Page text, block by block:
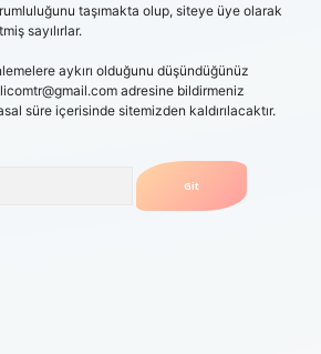
taşımakta olup, siteye üye olarak
sayılırlar.
aykırı olduğunu düşündüğünüz
adresine bildirmeniz
süre içerisinde sitemizden kaldırılacaktır.